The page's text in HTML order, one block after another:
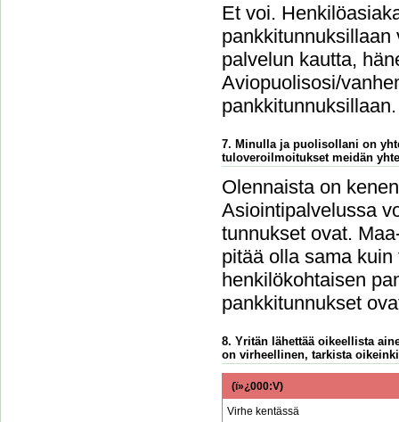
Et voi.
palvelun kautta,
Aviopuolisosi/
pankkitunnuksillaan.
7. Minulla ja puolisollani on
tuloveroilmoitukset meidän
Olennaista on
Asiointipalvelussa
tunnukset ovat.
pitää olla sama
henkilökohtaisen
pankkitunnukset
8. Yritän lähettää oikeellista
on virheellinen, tarkista
(ï»¿000:V)
Virhe kentässä